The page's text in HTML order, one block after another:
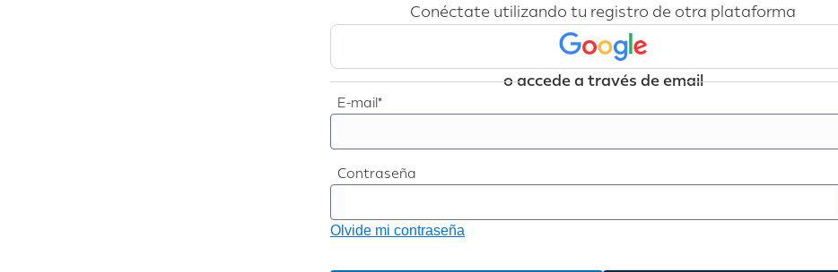
Conéctate utilizando tu registro de otra plataforma
o accede a través de email
E-mail*
Contraseña
Olvide mi contraseña